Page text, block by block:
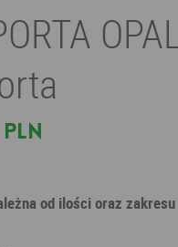
od ilości oraz